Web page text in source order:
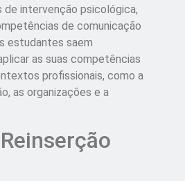
intervenção psicológica,
de comunicação
estudantes saem
as suas competências
profissionais, como a
as organizações e a